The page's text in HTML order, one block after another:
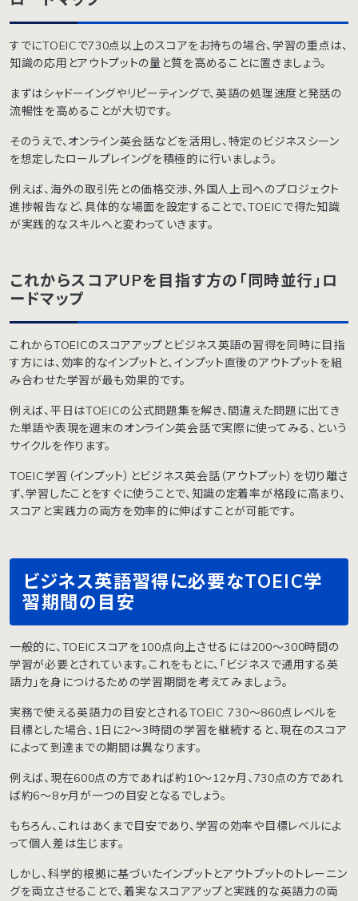
すでにTOEICで730点以上のスコアをお持ちの場合、学習の重点は、
知識の応用とアウトプットの量と質を高めることに置きましょう。
まずはシャドーイングやリピーティングで、英語の処理速度と発話の
流暢性を高めることが大切です。
そのうえで、オンライン英会話などを活用し、特定のビジネスシーン
を想定したロールプレイングを積極的に行いましょう。
例えば、海外の取引先との価格交渉、外国人上司へのプロジェクト
進捗報告など、具体的な場面を設定することで、TOEICで得た知識
が実践的なスキルへと変わっていきます。
これからスコアUPを目指す方の「同時並行」ロ
ードマップ
これからTOEICのスコアアップとビジネス英語の習得を同時に目指
す方には、効率的なインプットと、インプット直後のアウトプットを組
み合わせた学習が最も効果的です。
例えば、平日はTOEICの公式問題集を解き、間違えた問題に出てき
た単語や表現を週末のオンライン英会話で実際に使ってみる、という
サイクルを作ります。
TOEIC学習（インプット）とビジネス英会話（アウトプット）を切り離さ
ず、学習したことをすぐに使うことで、知識の定着率が格段に高まり、
スコアと実践力の両方を効率的に伸ばすことが可能です。
ビジネス英語習得に必要なTOEIC学
習期間の目安
一般的に、TOEICスコアを100点向上させるには200〜300時間の
学習が必要とされています。これをもとに、「ビジネスで通用する英
語力」を身につけるための学習期間を考えてみましょう。
実務で使える英語力の目安とされるTOEIC 730〜860点レベルを
目標とした場合、1日に2〜3時間の学習を継続すると、現在のスコア
によって到達までの期間は異なります。
例えば、現在600点の方であれば約10〜12ヶ月、730点の方であれ
ば約6〜8ヶ月が一つの目安となるでしょう。
もちろん、これはあくまで目安であり、学習の効率や目標レベルによ
って個人差は生じます。
しかし、科学的根拠に基づいたインプットとアウトプットのトレーニン
グを両立させることで、着実なスコアアップと実践的な英語力の両